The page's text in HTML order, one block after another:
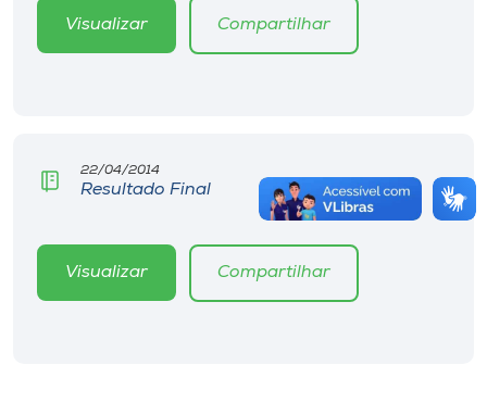
Visualizar Compartilhar
22/04/2014
Resultado Final
Visualizar Compartilhar